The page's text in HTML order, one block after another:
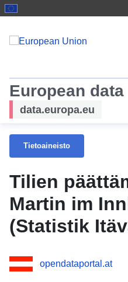
European data
data.europa.eu
Tietoaineisto
Tilien
Martin im
(Statistik
opendataportal.at